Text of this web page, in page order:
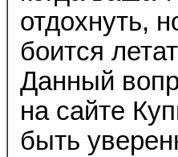
отдохнуть,
боится
Данный
на сайте
быть